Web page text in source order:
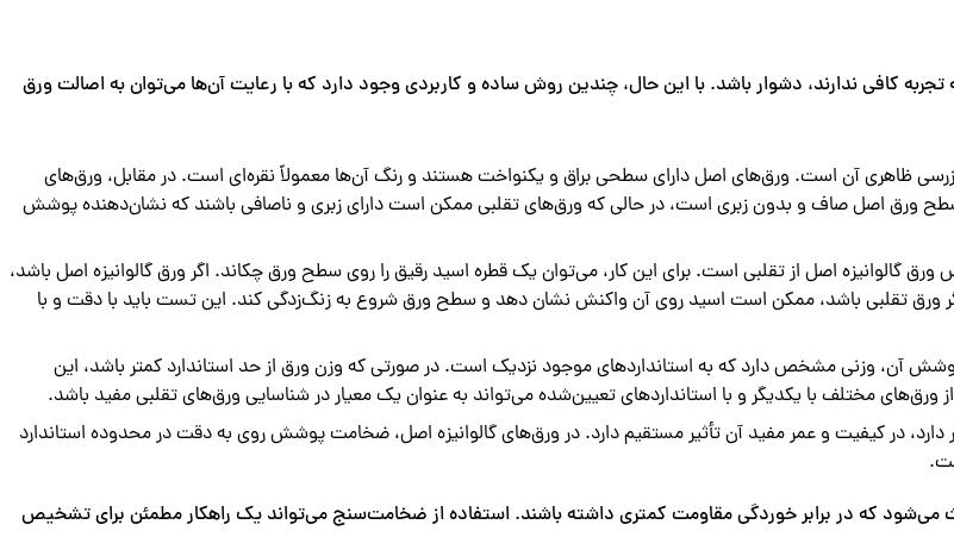
کافی ندارند، دشوار باشد. با این حال، چندین روش ساده و کاربردی وجود دارد که با رعایت آن‌ها می‌توان به اصالت ورق
ظاهری آن است. ورق‌های اصل دارای سطحی براق و یکنواخت هستند و رنگ آن‌ها معمولاً نقره‌ای است. در مقابل، ورق‌های
ورق اصل صاف و بدون زبری است، در حالی که ورق‌های تقلبی ممکن است دارای زبری و ناصافی باشند که نشان‌دهنده پوشش
اصل از تقلبی است. برای این کار، می‌توان یک قطره اسید رقیق را روی سطح ورق چکاند. اگر ورق گالوانیزه اصل باشد،
ورق تقلبی باشد، ممکن است اسید روی آن واکنش نشان دهد و سطح ورق شروع به زنگ‌زدگی کند. این تست باید با دقت و با
آن، وزنی مشخص دارد که به استانداردهای موجود نزدیک است. در صورتی که وزن ورق از حد استاندارد کمتر باشد، این
مختلف با یکدیگر و با استانداردهای تعیین‌شده می‌تواند به عنوان یک معیار در شناسایی ورق‌های تقلبی مفید باشد.
در کیفیت و عمر مفید آن تأثیر مستقیم دارد. در ورق‌های گالوانیزه اصل، ضخامت پوشش روی به دقت در محدوده استاندارد
که در برابر خوردگی مقاومت کمتری داشته باشند. استفاده از ضخامت‌سنج می‌تواند یک راهکار مطمئن برای تشخیص